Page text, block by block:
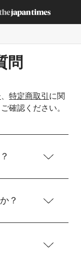
問
特定商取引 に関
確認ください。
？